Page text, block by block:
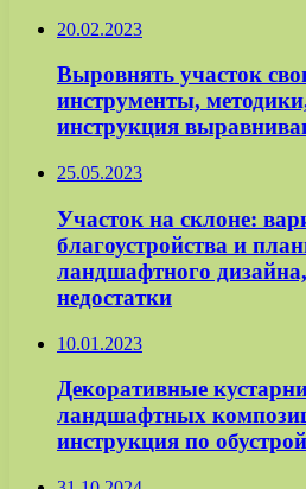
20.02.2023
Выровнять участок
инструменты,
инструкция
25.05.2023
Участок на склоне:
благоустройства и
ландшафтного
недостатки
10.01.2023
Декоративные
ландшафтных
инструкция по